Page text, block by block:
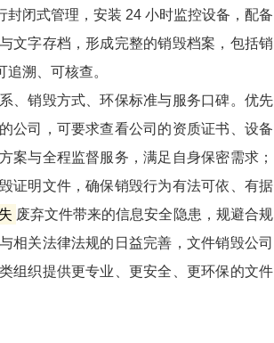
闭式管理，安装 24 小时监控设备，配备
文字存档，形成完整的销毁档案，包括销
溯、可核查。
、销毁方式、环保标准与服务口碑。优先
公司，可要求查看公司的资质证书、设备
案与全程监督服务，满足自身保密需求；
证明文件，确保销毁行为有法可依、有据
废弃文件带来的信息安全隐患，规避合规
相关法律法规的日益完善，文件销毁公司
组织提供更专业、更安全、更环保的文件